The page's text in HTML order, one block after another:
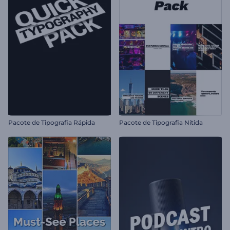
Pacote de Tipografia Rápida Pacote de Tipografia Nítida